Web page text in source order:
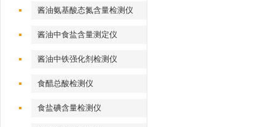
酱油氨基酸态氮含量检测仪
酱油中食盐含量测定仪
酱油中铁强化剂检测仪
食醋总酸检测仪
食盐碘含量检测仪